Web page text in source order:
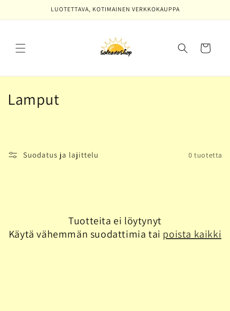
sisältöön
LUOTETTAVA, KOTIMAINEN VERKKOKAUPPA
Ostoskori
K
o
a
Lamput
Suodatus ja lajittelu 0 tuotetta
Tuotteita ei löytynyt
Käytä vähemmän suodattimia tai poista kaikki